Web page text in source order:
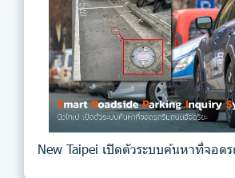
New Taipei เปิดตัวระบบค้นหาที่จอด